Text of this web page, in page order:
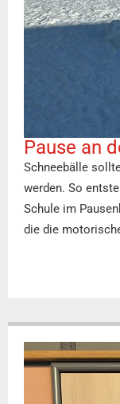
Pause an
Schneebälle
werden. So
Schule im
die die